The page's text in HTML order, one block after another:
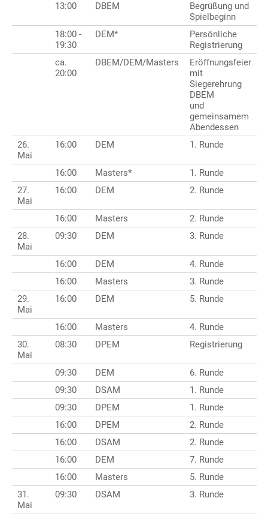
13:00
DBEM
Begrüßung und
Spielbeginn
18:00 -
19:30
DEM*
Persönliche
Registrierung
ca.
20:00
DBEM/DEM/Masters
Eröffnungsfeier
mit
Siegerehrung
DBEM
und
gemeinsamem
Abendessen
26.
Mai
16:00 DEM 1. Runde
16:00 Masters*
1. Runde
27.
Mai
16:00 DEM 2. Runde
16:00 Masters
2. Runde
28.
Mai
09:30 DEM 3. Runde
16:00 DEM
4. Runde
16:00
Masters
3. Runde
29.
Mai
16:00 DEM 5. Runde
16:00 Masters
4. Runde
30.
Mai
08:30 DPEM Registrierung
09:30 DEM
6. Runde
09:30
DSAM
1. Runde
09:30
DPEM
1. Runde
16:00
DPEM
2. Runde
16:00
DSAM
2. Runde
16:00
DEM
7. Runde
16:00
Masters
5. Runde
31.
Mai
09:30 DSAM 3. Runde